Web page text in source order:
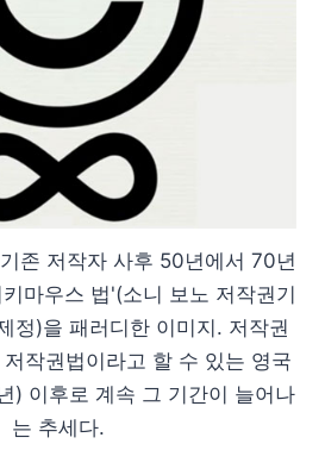
존 저작자 사후 50년에서 70년
마우스 법'(소니 보노 저작권기
정)을 패러디한 이미지. 저작권
작권법이라고 할 수 있는 영국
) 이후로 계속 그 기간이 늘어나
는 추세다.